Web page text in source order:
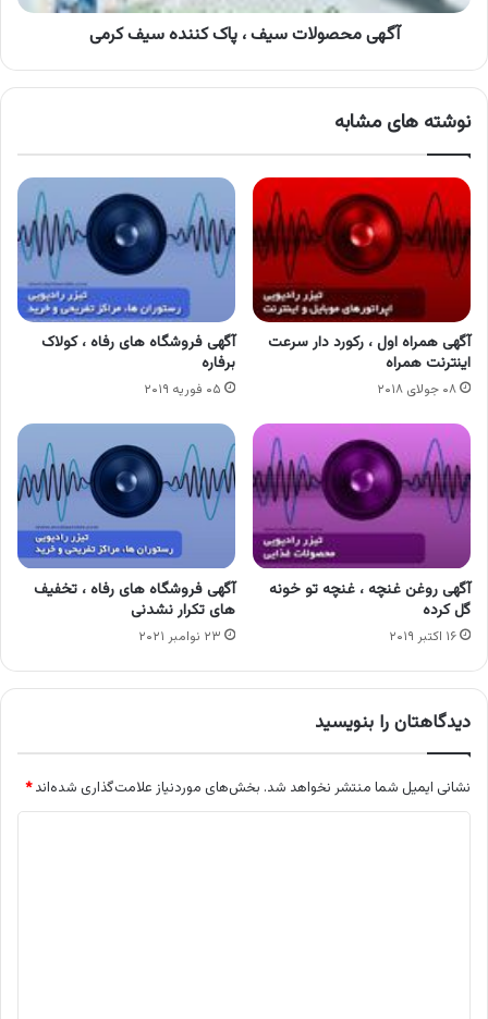
آگهی محصولات سیف ، پاک کننده سیف کرمی
نوشته های مشابه
آگهی همراه اول ، رکورد دار سرعت
اینترنت همراه
۰۸ جولای ۲۰۱۸
آگهی فروشگاه های رفاه ، کولاک
برفاره
۰۵ فوریه ۲۰۱۹
آگهی روغن غنچه ، غنچه تو خونه
گل کرده
۱۶ اکتبر ۲۰۱۹
آگهی فروشگاه های رفاه ، تخفیف
های تکرار نشدنی
۲۳ نوامبر ۲۰۲۱
دیدگاهتان را بنویسید
نشانی ایمیل شما منتشر نخواهد شد. بخش‌های موردنیاز علامت‌گذاری شده‌اند*